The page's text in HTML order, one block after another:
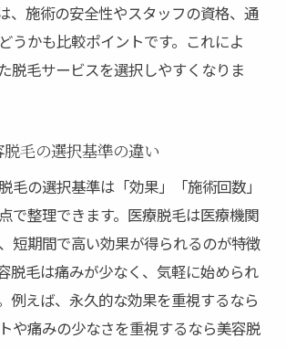
、施術の安全性やスタッフの資格、通
うかも比較ポイントです。これによ
脱毛サービスを選択しやすくなりま
毛の選択基準の違い
毛の選択基準は「効果」「施術回数」
で整理できます。医療脱毛は医療機関
短期間で高い効果が得られるのが特徴
脱毛は痛みが少なく、気軽に始められ
例えば、永久的な効果を重視するなら
や痛みの少なさを重視するなら美容脱